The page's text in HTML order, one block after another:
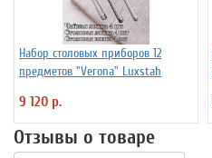
Набор столовых приборов 12
предметов "Verona" Luxstah
9 120 р.
Отзывы о товаре